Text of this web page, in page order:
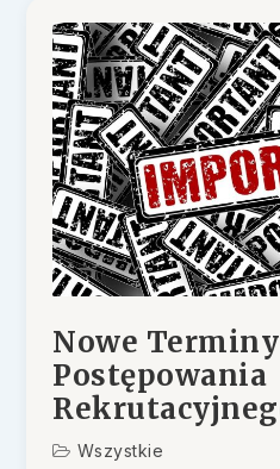
Nowe Terminy
Postępowania
Wszystkie